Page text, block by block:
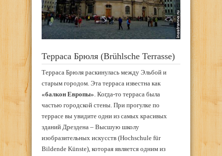
Терраса Брюля (Brühlsche Terrasse)
Терраса Брюля раскинулась между Эльбой и
старым городом. Эта терраса известна как
«балкон Европы». Когда-то терраса была
частью городской стены. При прогулке по
террасе вы увидите одни из самых красивых
зданий Дрездена – Высшую школу
изобразительных искусств (Hochschule für
Bildende Künste), которая является одним из